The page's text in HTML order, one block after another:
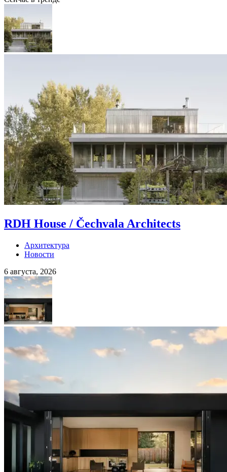
RDH House / Čechvala Architects
Архитектура
Новости
6 августа, 2026